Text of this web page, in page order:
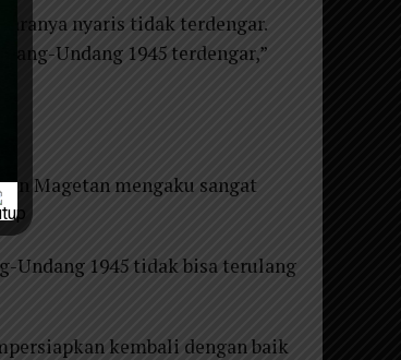
nyaris tidak terdengar.
Undang 1945 terdengar,”
Magetan mengaku sangat
Undang 1945 tidak bisa terulang
kembali dengan baik